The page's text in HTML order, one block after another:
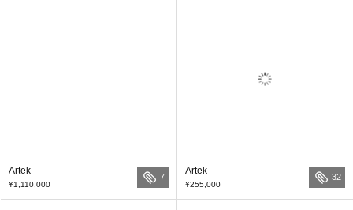
Artek
¥1,110,000
7
Artek
¥255,000
32